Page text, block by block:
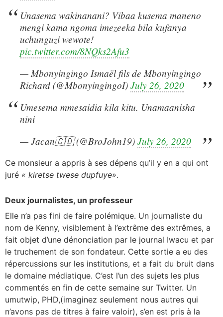
Unasema wakinanani? Vibaa kusema maneno
mengi kama ngoma imezeeka bila kufanya
uchunguzi wewote!
pic.twitter.com/8NQks2Afu3
— Mbonyingingo Ismaël fils de Mbonyingingo
Richard (@MbonyingingoI)July 26, 2020
Umesema mmesaidia kila kitu. Unamaanisha
nini
— Jacan🇨🇩 (@BroJohn19)July 26, 2020
Ce monsieur a appris à ses dépens qu’il y en a qui ont
juré « kiretse twese dupfuye».
Deux journalistes, un professeur
Elle n’a pas fini de faire polémique. Un journaliste du
nom de Kenny, visiblement à l’extrême des extrêmes, a
fait objet d’une dénonciation par le journal Iwacu et par
le truchement de son fondateur. Cette sortie a eu des
répercussions sur les institutions, et a fait du bruit dans
le domaine médiatique. C’est l’un des sujets les plus
commentés en fin de cette semaine sur Twitter. Un
umutwip, PHD,(imaginez seulement nous autres qui
n’avons pas de titres à faire valoir), s’en est pris à la